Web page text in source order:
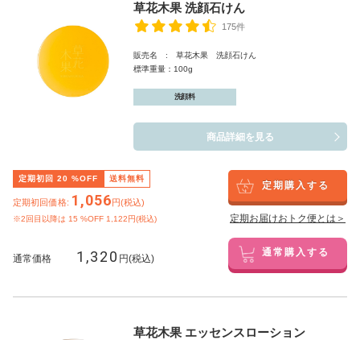
草花木果 洗顔石けん
175件
販売名 : 草花木果 洗顔石けん
標準重量：100g
洗顔料
商品詳細を見る
定期初回 20 %OFF 送料無料
定期初回価格: 1,056円(税込)
※2回目以降は 15 %OFF 1,122円(税込)
定期購入する
定期お届けおトク便とは＞
通常価格 1,320 円(税込) 通常購入する
草花木果 エッセンスローション